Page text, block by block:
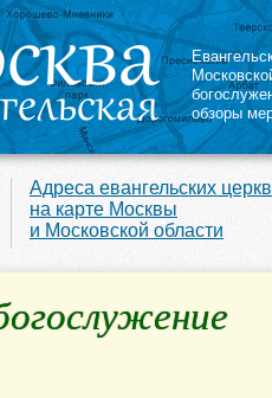
обзоры
Адреса евангельских
на карте Москвы
и Московской области